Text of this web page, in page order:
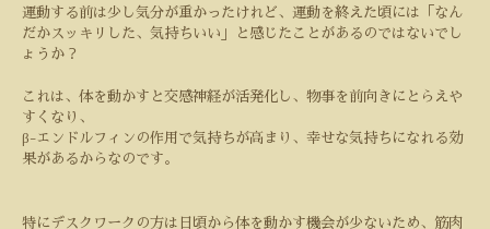
運動する前は少し気分が重かったけれど、運動を終えた頃には「なん
だかスッキリした、気持ちいい」と感じたことがあるのではないでし
ょうか？
これは、体を動かすと交感神経が活発化し、物事を前向きにとらえや
すくなり、
β-エンドルフィンの作用で気持ちが高まり、幸せな気持ちになれる効
果があるからなのです。
特にデスクワークの方は日頃から体を動かす機会が少ないため、筋肉